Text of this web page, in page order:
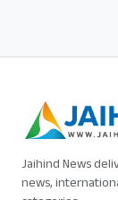
Jaihind News
news,